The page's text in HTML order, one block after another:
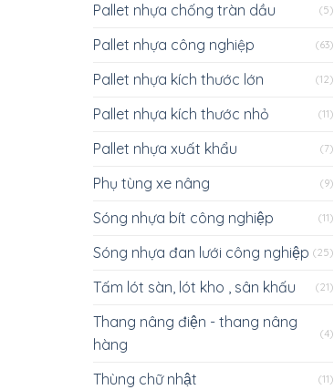
Pallet nhựa chống tràn dầu (5)
Pallet nhựa công nghiệp (63)
Pallet nhựa kích thước lớn (12)
Pallet nhựa kích thước nhỏ (11)
Pallet nhựa xuất khẩu (7)
Phụ tùng xe nâng (9)
Sóng nhựa bít công nghiệp (11)
Sóng nhựa đan lưới công nghiệp (25)
Tấm lót sàn, lót kho , sân khấu (21)
Thang nâng điện - thang nâng
hàng
(4)
Thùng chữ nhật (11)